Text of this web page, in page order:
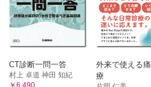
CT診断一問一答
村上 卓道 神田 知紀
￥6,490
外来で使える
療